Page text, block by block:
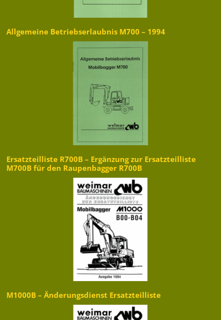
Allgemeine Betriebserlaubnis M700 – 1994
Ersatzteilliste R700B – Ergänzung zur Ersatzteilliste
M700B für den Raupenbagger R700B
M1000B – Änderungsdienst Ersatzteilliste